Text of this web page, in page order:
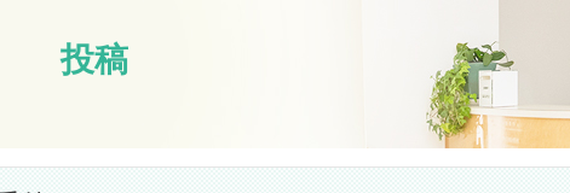
投稿